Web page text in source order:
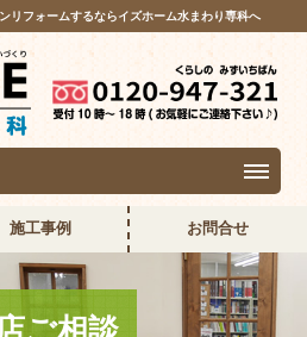
リフォームするならイズホーム水まわり専科へ
施工事例 お問合せ